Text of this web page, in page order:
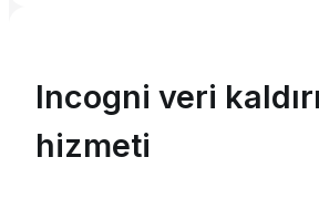
Incogni veri
hizmeti